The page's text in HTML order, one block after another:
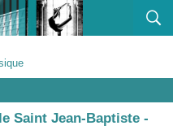
Saint Jean-Baptiste -